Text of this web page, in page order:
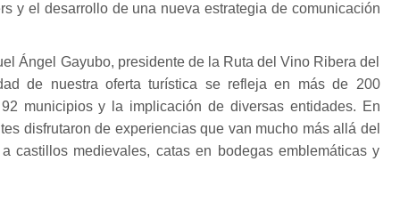
y el desarrollo de una nueva estrategia de comunicación
Ángel Gayubo, presidente de la Ruta del Vino Ribera del
de nuestra oferta turística se refleja en más de 200
municipios y la implicación de diversas entidades. En
disfrutaron de experiencias que van mucho más allá del
castillos medievales, catas en bodegas emblemáticas y